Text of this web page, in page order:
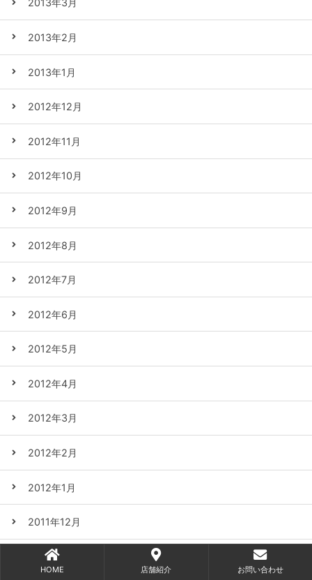
2013年3月
2013年2月
2013年1月
2012年12月
2012年11月
2012年10月
2012年9月
2012年8月
2012年7月
2012年6月
2012年5月
2012年4月
2012年3月
2012年2月
2012年1月
2011年12月
2011年11月
HOME 店舗紹介 お問い合わせ